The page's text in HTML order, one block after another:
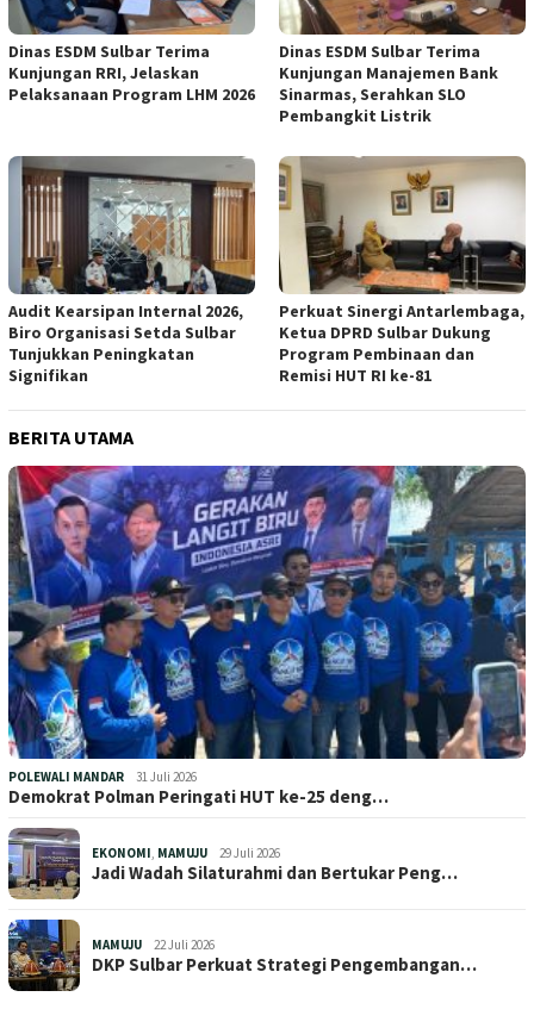
Dinas ESDM Sulbar Terima
Kunjungan RRI, Jelaskan
Pelaksanaan Program LHM 2026
Dinas ESDM Sulbar Terima
Kunjungan Manajemen Bank
Sinarmas, Serahkan SLO
Pembangkit Listrik
Audit Kearsipan Internal 2026,
Biro Organisasi Setda Sulbar
Tunjukkan Peningkatan
Signifikan
Perkuat Sinergi Antarlembaga,
Ketua DPRD Sulbar Dukung
Program Pembinaan dan
Remisi HUT RI ke-81
BERITA UTAMA
POLEWALI MANDAR 31 Juli 2026
Demokrat Polman Peringati HUT ke-25 deng…
EKONOMI MAMUJU 29 Juli 2026
Jadi Wadah Silaturahmi dan Bertukar Peng…
MAMUJU 22 Juli 2026
DKP Sulbar Perkuat Strategi Pengembangan…